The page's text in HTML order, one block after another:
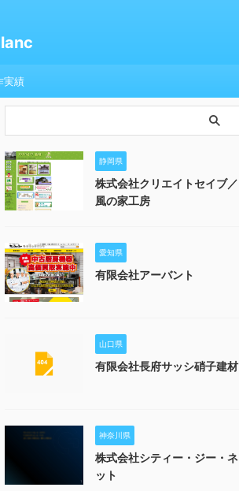
実績
静岡県
株式会社クリエイトセイブ／
風の家工房
愛知県
有限会社アーバント
山口県
有限会社長府サッシ硝子建材
神奈川県
株式会社シティー・ジー・ネ
ット